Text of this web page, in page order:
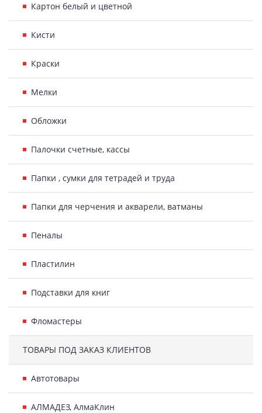
Картон белый и цветной
Кисти
Краски
Мелки
Обложки
Палочки счетные, кассы
Папки , сумки для тетрадей и труда
Папки для черчения и акварели, ватманы
Пеналы
Пластилин
Подставки для книг
Фломастеры
ТОВАРЫ ПОД ЗАКАЗ КЛИЕНТОВ
Автотовары
АЛМАДЕЗ, АлмаКлин